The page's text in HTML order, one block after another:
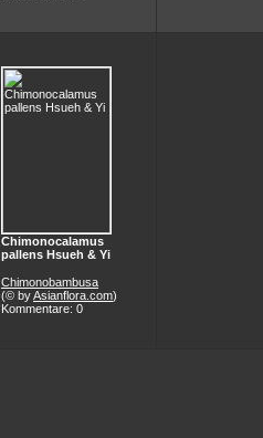
Chimonocalamus
pallens Hsueh & Yi
Chimonobambusa
(© byAsianflora.com)
Kommentare: 0